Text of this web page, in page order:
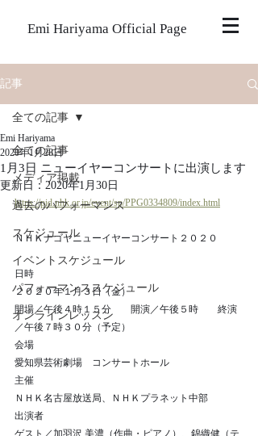
Emi Hariyama Official Page
記事
全ての記事
メディア掲載
過去のパフォーマンス
スケジュール
イベントスケジュール
パフォーマンススケジュール
オンラインレッスン
全ての記事
1月3日 ニューイヤーコンサートに出演します
Emi Hariyama
2020年1月28日
更新日： 2020年1月30日
https://pid.nhk.or.jp/event/sp/PPG0334809/index.html
ＮＨＫナゴヤニューイヤーコンサート２０２０
日時
２０２０年１月３日（金）
開場／午後４時１５分　　開演／午後５時　　終演
／午後７時３０分（予定）
会場
愛知県芸術劇場　コンサートホール
主催
ＮＨＫ名古屋放送局、ＮＨＫプラネット中部
出演者
ゲスト／加羽沢 美濃（作曲・ピアノ）、錦織健（テ